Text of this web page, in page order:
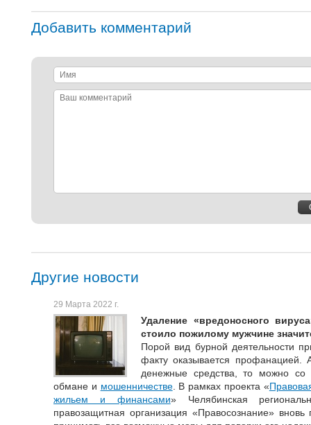
Добавить комментарий
Имя
Ваш
Другие новости
29 Марта 2022 г.
Удаление «вредоносного
стоило пожилому мужчине
Порой вид бурной деятельности
факту оказывается профанацией.
денежные средства, то можно со
обмане и мошенничестве. В рамках проекта «
жильем и финансами» Челябинская
правозащитная организация «Правосознание» вновь